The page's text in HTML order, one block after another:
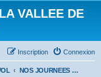
VALLEE DE
Connexion
Inscription
NOS JOURNEES DE VOL